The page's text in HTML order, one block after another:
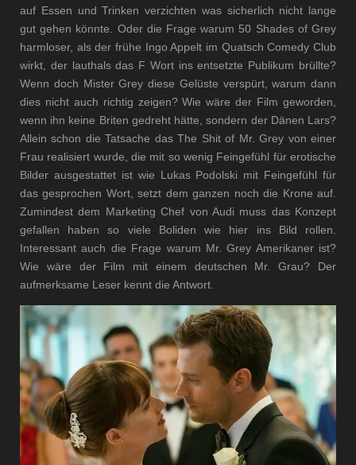
auf Essen und Trinken verzichten was sicherlich nicht lange
gut gehen könnte. Oder die Frage warum 50 Shades of Grey
harmloser, als der frühe Ingo Appelt im Quatsch Comedy Club
wirkt, der lauthals das F Wort ins entsetzte Publikum brüllte?
Wenn doch Mister Grey diese Gelüste verspürt, warum dann
dies nicht auch richtig zeigen? Wie wäre der Film geworden,
wenn ihn keine Briten gedreht hätte, sondern der Dänen Lars?
Allein schon die Tatsache das The Shit of Mr. Grey von einer
Frau realisiert wurde, die mit so wenig Feingefühl für erotische
Bilder ausgestattet ist wie Lukas Podolski mit Feingefühl für
das gesprochen Wort, setzt dem ganzen noch die Krone auf.
Zumindest dem Marketing Chef von Audi muss das Konzept
gefallen haben so viele Boliden wie hier ins Bild rollen.
Interessant auch die Frage warum Mr. Grey Amerikaner ist?
Wie wäre der Film mit einem deutschen Mr. Grau? Der
aufmerksame Leser kennt die Antwort.